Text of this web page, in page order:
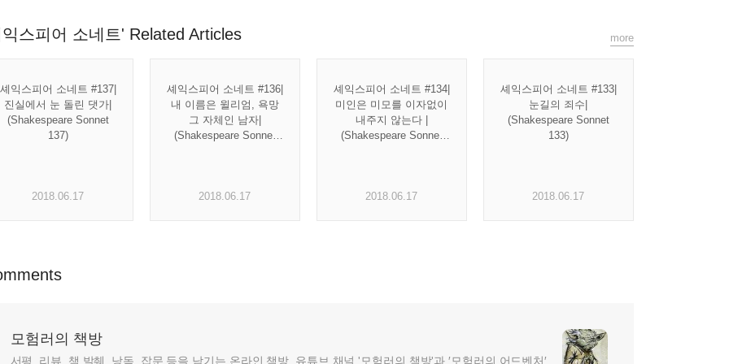
스피어 소네트' Related Articles
셰익스피어 소네트 #137|
진실에서 눈 돌린 댓가|
(Shakespeare Sonnet
137)
2018.06.17
셰익스피어 소네트 #136|
내 이름은 윌리엄, 욕망
그 자체인 남자|
(Shakespeare Sonnet
2018.06.17
셰익스피어 소네트 #134|
미인은 미모를 이자없이
내주지 않는다 |
(Shakespeare Sonnet
2018.06.17
셰익스피어 소네트 #133|
눈길의 죄수|
(Shakespeare Sonnet
133)
2018.06.17
more
모험러의 책방
서평, 리뷰, 책 발췌, 낭독, 잡문 등을 남기는 온라인 책방. 유튜브 채널 '모험러의 책방'과 ′모험러의 어드벤처′